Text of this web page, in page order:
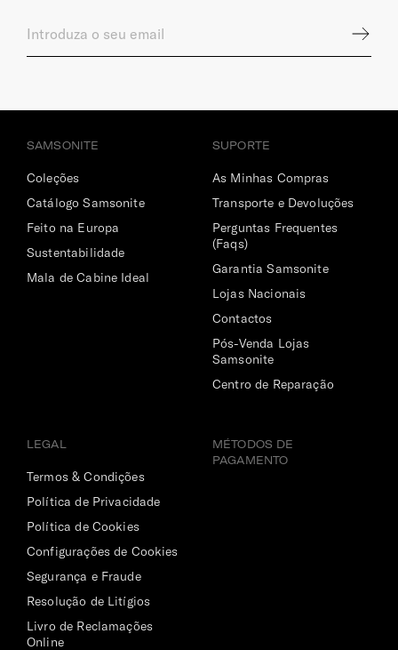
SAMSONITE
Coleções
Catálogo Samsonite
Feito na Europa
Sustentabilidade
Mala de Cabine Ideal
SUPORTE
As Minhas Compras
Transporte e Devoluções
Perguntas Frequentes
(Faqs)
Garantia Samsonite
Lojas Nacionais
Contactos
Pós-Venda Lojas
Samsonite
Centro de Reparação
LEGAL
Termos & Condições
Política de Privacidade
Política de Cookies
Configurações de Cookies
Segurança e Fraude
Resolução de Litígios
Livro de Reclamações
Online
MÉTODOS DE
PAGAMENTO